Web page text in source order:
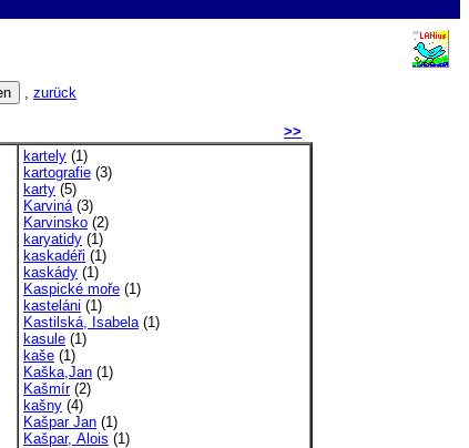
, zurück
>>
kartely (1)
kartografie (3)
karty (5)
Karviná(3)
Karvinsko (2)
karyatidy (1)
kaskadéři (1)
kaskády (1)
Kaspické moře (1)
kasteláni (1)
Kastilská, Isabela(1)
kasule (1)
kaše (1)
Kaška,Jan (1)
Kašmír(2)
kašny (4)
Kašpar Jan (1)
Kašpar, Alois (1)